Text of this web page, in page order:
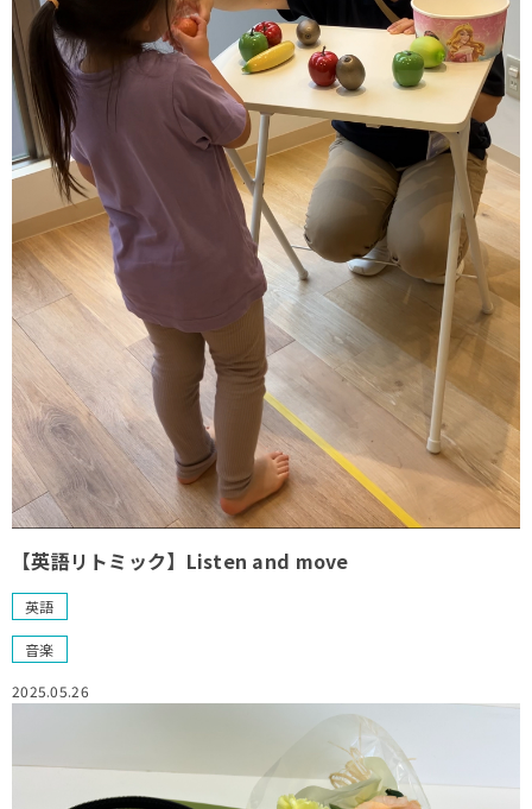
【英語リトミック】Listen and move
英語
音楽
2025.05.26